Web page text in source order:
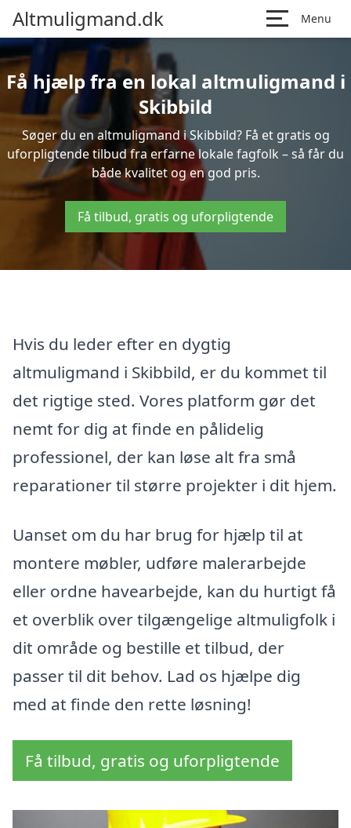
Altmuligmand.dk Menu
Få hjælp fra en lokal altmuligmand i
Skibbild
Søger du en altmuligmand i Skibbild? Få et gratis og
uforpligtende tilbud fra erfarne lokale fagfolk – så får du
både kvalitet og en god pris.
Få tilbud, gratis og uforpligtende
Hvis du leder efter en dygtig
altmuligmand i Skibbild, er du kommet til
det rigtige sted. Vores platform gør det
nemt for dig at finde en pålidelig
professionel, der kan løse alt fra små
reparationer til større projekter i dit hjem.
Uanset om du har brug for hjælp til at
montere møbler, udføre malerarbejde
eller ordne havearbejde, kan du hurtigt få
et overblik over tilgængelige altmuligfolk i
dit område og bestille et tilbud, der
passer til dit behov. Lad os hjælpe dig
med at finde den rette løsning!
Få tilbud, gratis og uforpligtende